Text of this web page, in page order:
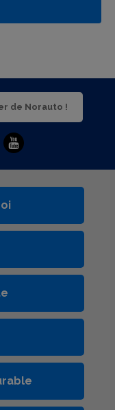
de Norauto !